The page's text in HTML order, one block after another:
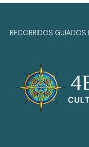
RECORRIDOS GUIADOS